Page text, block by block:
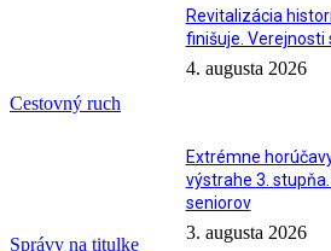
Cestovný ruch
Revitalizácia
finišuje. Verejnosti
4. augusta 2026
Správy na titulke
Extrémne
výstrahe 3.
seniorov
3. augusta 2026